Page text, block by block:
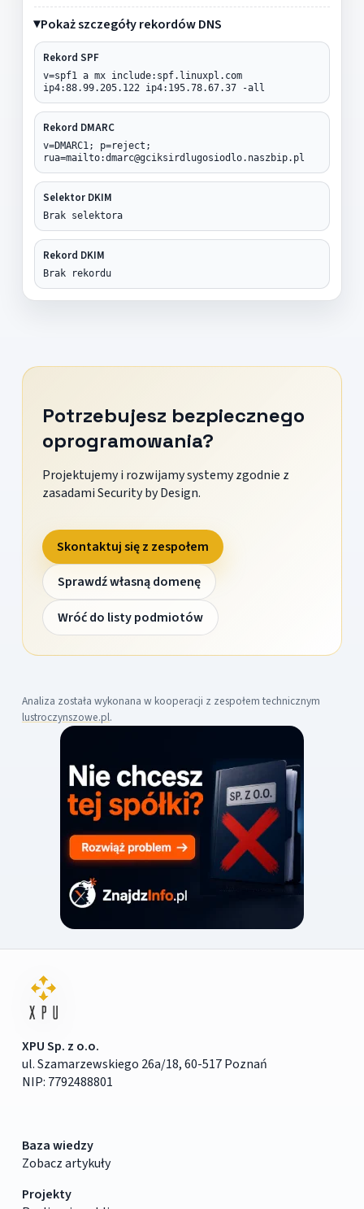
Pokaż szczegóły rekordów DNS
Rekord SPF
v=spf1 a mx include:spf.linuxpl.com
ip4:88.99.205.122 ip4:195.78.67.37 -all
Rekord DMARC
v=DMARC1; p=reject;
rua=mailto:dmarc@gciksirdlugosiodlo.naszbip.pl
Selektor DKIM
Brak selektora
Rekord DKIM
Brak rekordu
Potrzebujesz bezpiecznego
oprogramowania?
Projektujemy i rozwijamy systemy zgodnie z
zasadami Security by Design.
Skontaktuj się z zespołem
Sprawdź własną domenę
Wróć do listy podmiotów
Analiza została wykonana w kooperacji z zespołem technicznym
lustroczynszowe.pl.
XPU Sp. z o.o.
ul. Szamarzewskiego 26a/18, 60-517 Poznań
NIP: 7792488801
Baza wiedzy
Zobacz artykuły
Projekty